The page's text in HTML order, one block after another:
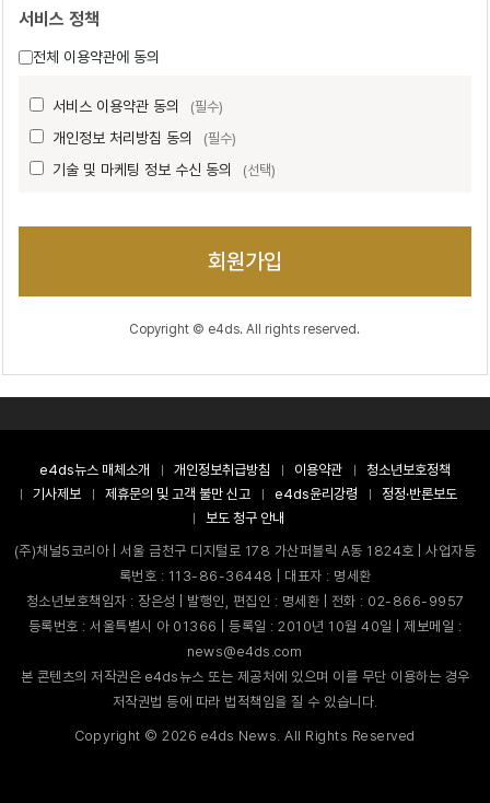
서비스 정책
전체 이용약관에 동의
서비스 이용약관 동의 (필수)
개인정보 처리방침 동의 (필수)
기술 및 마케팅 정보 수신 동의 (선택)
회원가입
Copyright © e4ds. All rights reserved.
e4ds뉴스 매체소개 개인정보취급방침 이용약관
청소년보호정책
기사제보
제휴문의 및 고객 불만 신고 e4ds윤리강령
정정·반론보도
보도 청구 안내
(주)채널5코리아 | 서울 금천구 디지털로 178 가산퍼블릭 A동 1824호 | 사업자등
록번호 : 113-86-36448 | 대표자 : 명세환
청소년보호책임자 : 장은성 | 발행인, 편집인 : 명세환 | 전화 : 02-866-9957
등록번호 : 서울특별시 아 01366 | 등록일 : 2010년 10월 40일 | 제보메일 :
news@e4ds.com
본 콘텐츠의 저작권은 e4ds뉴스 또는 제공처에 있으며 이를 무단 이용하는 경우
저작권법 등에 따라 법적책임을 질 수 있습니다.
Copyright ©2026 e4ds News. All Rights Reserved